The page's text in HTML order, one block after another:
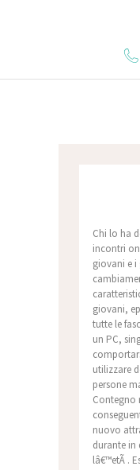
Chi lo ha
incontri
giovani e i
giovani,
tutte le
un PC,
utilizzare
persone
Contegno
nuovo
durante
lâ€™etÃ .